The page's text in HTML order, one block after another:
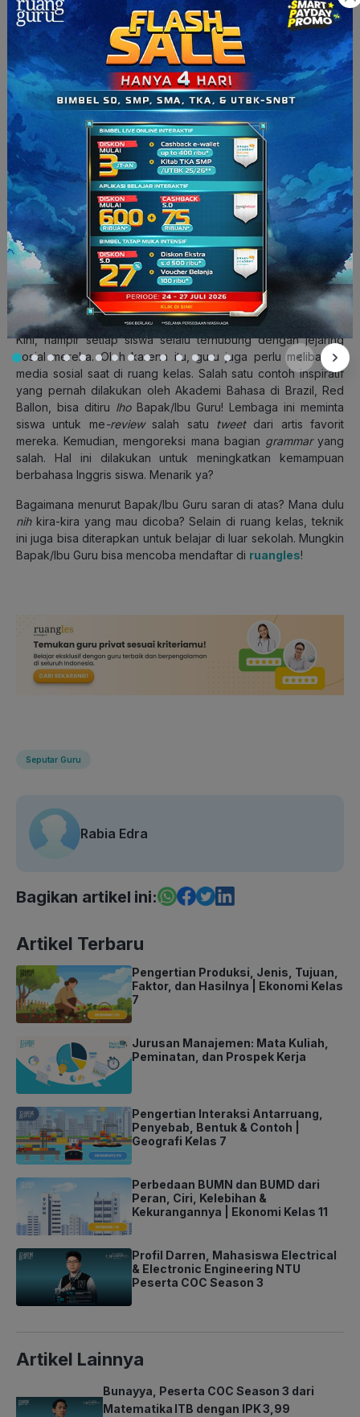
sesuai dengan usia dan pengetahuan yang dimiliki. Membuat
online quizmengenai salah satu topik tertentu, bisa jadi
5. Media sosial
Macam-macam media sosial yang bisa dimanfaatkan guru.
(Sumber: smallbiztrends.com)
Kini, hampir setiap siswa selalu terhubung dengan jejaring
sosial mereka. Oleh karena itu, guru juga perlu melibatkan
media sosial saat di ruang kelas. Salah satu contoh inspiratif
yang pernah dilakukan oleh Akademi Bahasa di Brazil, Red
Ballon, bisa ditiru lhoBapak/Ibu Guru! Lembaga ini meminta
siswa untuk me-reviewsalah satu tweetdari artis favorit
mereka. Kemudian, mengoreksi mana bagian grammaryang
salah. Hal ini dilakukan untuk meningkatkan kemampuan
berbahasa Inggris siswa. Menarik ya?
Bagaimana menurut Bapak/Ibu Guru saran di atas? Mana dulu
nihkira-kira yang mau dicoba? Selain di ruang kelas, teknik
ini juga bisa diterapkan untuk belajar di luar sekolah. Mungkin
Bapak/Ibu Guru bisa mencoba mendaftar di ruangles!
Seputar Guru
Rabia Edra
Bagikan artikel ini:
Artikel Terbaru
Pengertian Produksi, Jenis, Tujuan,
Faktor, dan Hasilnya | Ekonomi Kelas
7
Jurusan Manajemen: Mata Kuliah,
Peminatan, dan Prospek Kerja
Pengertian Interaksi Antarruang,
Penyebab, Bentuk & Contoh |
Geografi Kelas 7
Perbedaan BUMN dan BUMD dari
Peran, Ciri, Kelebihan &
Kekurangannya | Ekonomi Kelas 11
Profil Darren, Mahasiswa Electrical
& Electronic Engineering NTU
Peserta COC Season 3
Artikel Lainnya
Bunayya, Peserta COC Season 3 dari
Matematika ITB dengan IPK 3,99